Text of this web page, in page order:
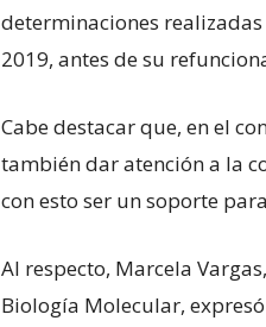
determinaciones
2019, antes de su
Cabe destacar que, en el
también dar atención a la
con esto ser un soporte
Al respecto, Marcela
Biología Molecular,